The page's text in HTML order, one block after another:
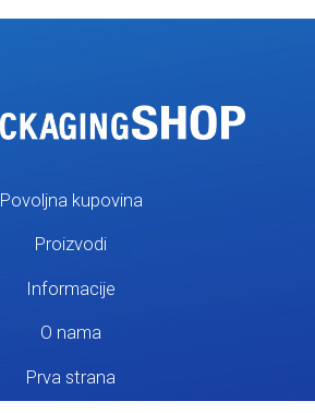
Povoljna kupovina
Proizvodi
Informacije
O nama
Prva strana